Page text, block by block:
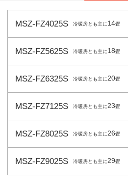
MSZ-FZ4025S 冷暖房とも主に14畳
MSZ-FZ5625S 冷暖房とも主に18畳
MSZ-FZ6325S 冷暖房とも主に20畳
MSZ-FZ7125S 冷暖房とも主に23畳
MSZ-FZ8025S 冷暖房とも主に26畳
MSZ-FZ9025S 冷暖房とも主に29畳